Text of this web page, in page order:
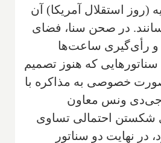
۴ ژوئیه (روز استقلال آمریکا) آن
در صحن سنا، فضای
و رأی‌گیری ساعت‌ها
سناتورهایی که هنوز تصمیم
خصوصی به مذاکره با
جی‌دی ونس معاون
شکستن احتمالی تساوی
در نهایت دو سناتور